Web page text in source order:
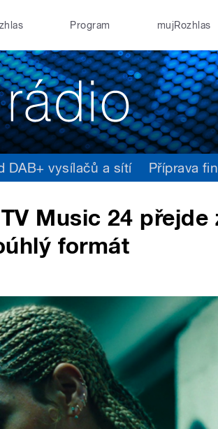
Program mujRozhlas
DAB+ vysílačů a sítí Příprava
Music 24 přejde
formát